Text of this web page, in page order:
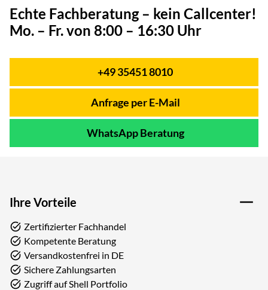
Echte Fachberatung – kein Callcenter!
Mo. – Fr. von 8:00 – 16:30 Uhr
Telefon:
+49 35451 8010
Anfrage per E-Mail
WhatsApp Beratung
Ihre Vorteile
Zertifizierter Fachhandel
Kompetente Beratung
Versandkostenfrei in DE
Sichere Zahlungsarten
Zugriff auf Shell Portfolio